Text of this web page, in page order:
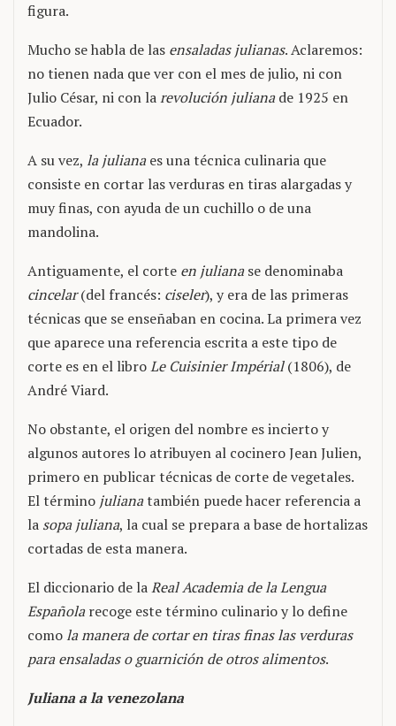
figura.
Mucho se habla de las ensaladas julianas. Aclaremos:
no tienen nada que ver con el mes de julio, ni con
Julio César, ni con larevolución julianade 1925 en
Ecuador.
A su vez, la julianaes una técnica culinaria que
consiste en cortar las verduras en tiras alargadas y
muy finas, con ayuda de un cuchillo o de una
mandolina.
Antiguamente, el corte en julianase denominaba
cincelar(del francés: ciseler), y era de las primeras
técnicas que se enseñaban en cocina. La primera vez
que aparece una referencia escrita a este tipo de
corte es en el libroLe Cuisinier Impérial(1806), de
André Viard.
No obstante, el origen del nombre es incierto y
algunos autores lo atribuyen al cocinero Jean Julien,
primero en publicar técnicas de corte de vegetales.
El término julianatambién puede hacer referencia a
la sopa juliana, la cual se prepara a base de hortalizas
cortadas de esta manera.
El diccionario de laReal Academia de la Lengua
Españolarecoge este término culinario y lo define
comola manera de cortar en tiras finas las verduras
para ensaladas o guarnición de otros alimentos.
Juliana a la venezolana